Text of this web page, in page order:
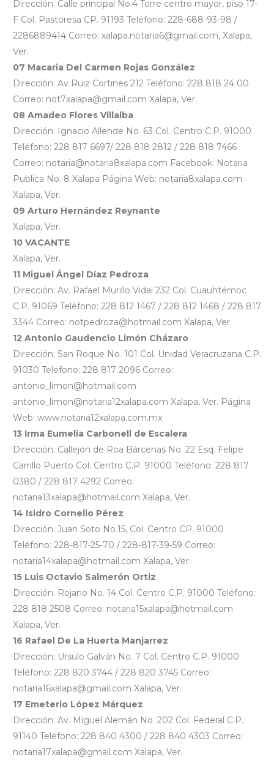
Dirección: Calle principal No.4 Torre centro mayor, piso 17-
F Col. Pastoresa CP. 91193 Teléfono: 228-688-93-98 /
2286889414 Correo: xalapa.notaria6@gmail.com, Xalapa,
Ver.
07 Macaria Del Carmen Rojas González
Dirección: Av Ruiz Cortines 212 Teléfono: 228 818 24 00
Correo: not7xalapa@gmail.com Xalapa, Ver.
08 Amadeo Flores Villalba
Dirección: Ignacio Allende No. 63 Col. Centro C.P. 91000
Teléfono: 228 817 6697/ 228 818 2812 / 228 818 7466
Correo: notaria@notaria8xalapa.com Facebook: Notaria
Publica No. 8 Xalapa Página Web: notaria8xalapa.com
Xalapa, Ver.
09 Arturo Hernández Reynante
Xalapa, Ver.
10 VACANTE
Xalapa, Ver.
11 Miguel Ángel Díaz Pedroza
Dirección: Av. Rafael Murillo Vidal 232 Col. Cuauhtémoc
C.P. 91069 Teléfono: 228 812 1467 / 228 812 1468 / 228 817
3344 Correo: notpedroza@hotmail.com Xalapa, Ver.
12 Antonio Gaudencio Limón Cházaro
Dirección: San Roque No. 101 Col. Unidad Veracruzana C.P.
91030 Telefono: 228 817 2096 Correo:
antonio_limon@hotmail.com
antonio_limon@notaria12xalapa.com Xalapa, Ver. Página
Web: www.notaria12xalapa.com.mx
13 Irma Eumelia Carbonell de Escalera
Dirección: Callejón de Roa Bárcenas No. 22 Esq. Felipe
Carrillo Puerto Col. Centro C.P. 91000 Teléfono: 228 817
0380 / 228 817 4292 Correo:
notaria13xalapa@hotmail.com Xalapa, Ver.
14 Isidro Cornelio Pérez
Dirección: Juan Soto No.15, Col. Centro CP. 91000
Teléfono: 228-817-25-70 / 228-817-39-59 Correo:
notaria14xalapa@hotmail.com Xalapa, Ver.
15 Luis Octavio Salmerón Ortiz
Dirección: Rojano No. 14 Col. Centro C.P. 91000 Teléfono:
228 818 2508 Correo: notaria15xalapa@hotmail.com
Xalapa, Ver.
16 Rafael De La Huerta Manjarrez
Dirección: Ursulo Galván No. 7 Col. Centro C.P. 91000
Teléfono: 228 820 3744 / 228 820 3745 Correo:
notaria16xalapa@gmail.com Xalapa, Ver.
17 Emeterio López Márquez
Dirección: Av. Miguel Alemán No. 202 Col. Federal C.P.
91140 Teléfono: 228 840 4300 / 228 840 4303 Correo:
notaria17xalapa@gmail.com Xalapa, Ver.